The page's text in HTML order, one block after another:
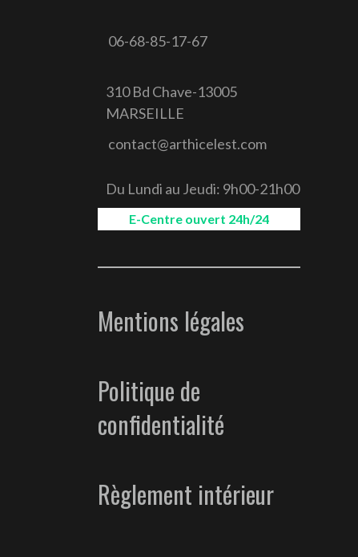
06-68-85-17-67
310 Bd Chave-13005
MARSEILLE
contact@arthicelest.com
Du Lundi au Jeudi: 9h00-21h00
E-Centre ouvert 24h/24
Mentions légales
Politique de
confidentialité
Règlement intérieur